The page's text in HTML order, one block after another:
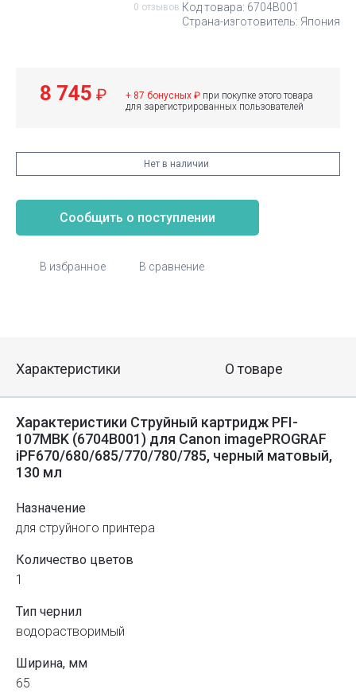
0 отзывов Код товара: 6704B001
Страна-изготовитель: Япония
8 745 ₽ + 87 бонусных ₽ при покупке этого товара
для зарегистрированных пользователей
Нет в наличии
Сообщить о поступлении
В избранное В сравнение
Характеристики О товаре
Характеристики Струйный картридж PFI-
107MBK (6704B001) для Canon imagePROGRAF
iPF670/680/685/770/780/785, черный матовый,
130 мл
Назначение
для струйного принтера
Количество цветов
1
Тип чернил
водорастворимый
Ширина, мм
65